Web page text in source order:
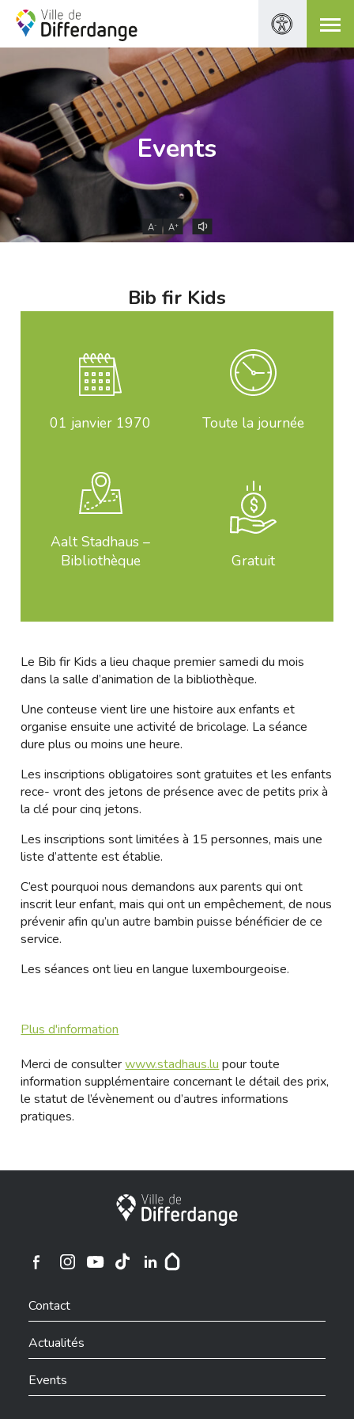
Events
A- A+
Bib fir Kids
01 janvier 1970 Toute la journée
Aalt Stadhaus –
Bibliothèque
Gratuit
Le Bib fir Kids a lieu chaque premier samedi du mois
dans la salle d’animation de la bibliothèque.
Une conteuse vient lire une histoire aux enfants et
organise ensuite une activité de bricolage. La séance
dure plus ou moins une heure.
Les inscriptions obligatoires sont gratuites et les enfants
rece- vront des jetons de présence avec de petits prix à
la clé pour cinq jetons.
Les inscriptions sont limitées à 15 personnes, mais une
liste d’attente est établie.
C’est pourquoi nous demandons aux parents qui ont
inscrit leur enfant, mais qui ont un empêchement, de nous
prévenir afin qu’un autre bambin puisse bénéficier de ce
service.
Les séances ont lieu en langue luxembourgeoise.
Plus d'information
Merci de consulterwww.stadhaus.lupour toute
information supplémentaire concernant le détail des prix,
le statut de l’évènement ou d’autres informations
pratiques.
Ville de Differdange
Ville de Differdange sur Instagram
Contact
Actualités
Events